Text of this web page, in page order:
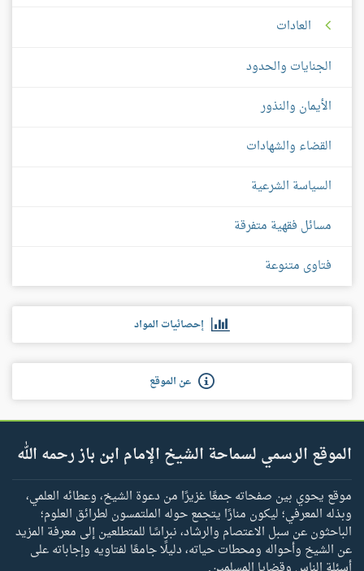
العادات
الجنايات والحدود
الأيمان والنذور
القضاء والشهادات
السياسة الشرعية
مسائل فقهية متفرقة
فتاوى متنوعة
إحصائيات المواد
عن الموقع
الموقع الرسمي لسماحة الشيخ الإمام ابن باز رحمه الله
موقع يحوي بين صفحاته جمعًا غزيرًا من دعوة الشيخ، وعطائه العلمي،
وبذله المعرفي؛ ليكون منارًا يتجمع حوله الملتمسون لطرائق العلوم؛
الباحثون عن سبل الاعتصام والرشاد، نبراسًا للمتطلعين إلى معرفة المزيد
عن الشيخ وأحواله ومحطات حياته، دليلًا جامعًا لفتاويه وإجاباته على